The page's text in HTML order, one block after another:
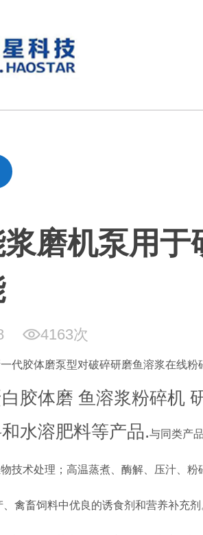
磨机泵用
4163次
代胶体磨泵型对破碎研磨鱼溶浆在线粉
胶体磨 鱼溶浆粉碎机
水溶肥料等产品.与同类产
技术处理；高温蒸煮、酶解、压汁、
禽畜饲料中优良的诱食剂和营养补充剂